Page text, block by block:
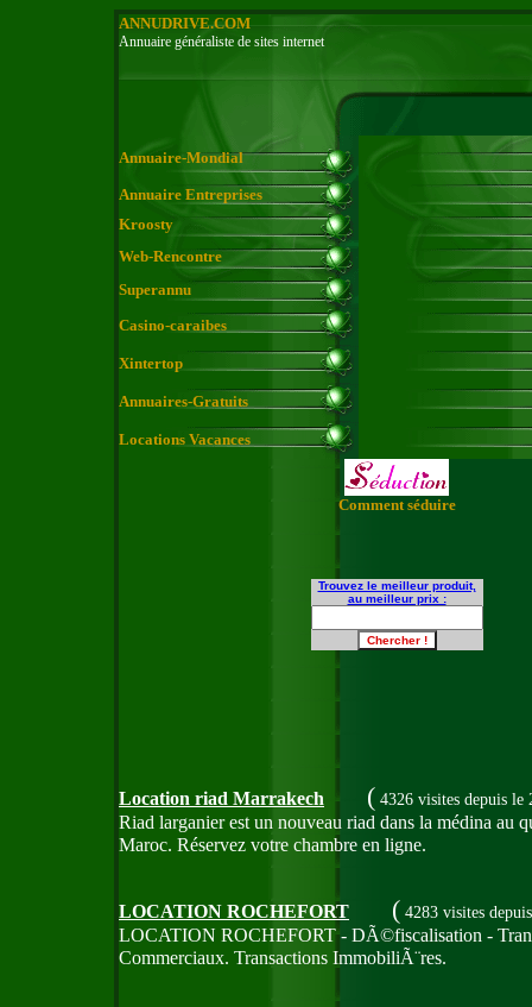
ANNUDRIVE.COM
Annuaire généraliste de sites internet
Annuaire-Mondial
Annuaire Entreprises
Kroosty
Web-Rencontre
Superannu
Casino-caraibes
Xintertop
Annuaires-Gratuits
Locations Vacances
Comment séduire
Trouvez le meilleur produit,
au meilleur prix :
Location riad Marrakech ( 4326 visites depuis le
Riad larganier est un nouveau riad dans la médina au
Maroc. Réservez votre chambre en ligne.
LOCATION ROCHEFORT ( 4283 visites
LOCATION ROCHEFORT - DÃ©fiscalisation -
Commerciaux. Transactions ImmobiliÃ¨res.